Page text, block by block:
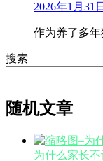
2026年1月31
作为养了多
搜索
随机文章
为什么家长